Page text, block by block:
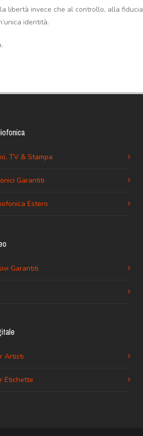
libertà invece che al controllo, alla fiducia
identità.
.
TV & Stampa
Garantiti
Estero
Garantiti
Artisti
Etichette